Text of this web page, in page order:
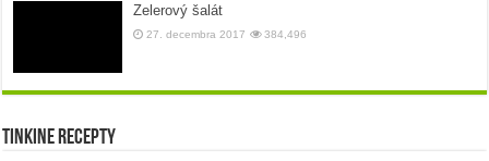
Zelerový šalát
27. decembra 2017 384,496
Tinkine recepty